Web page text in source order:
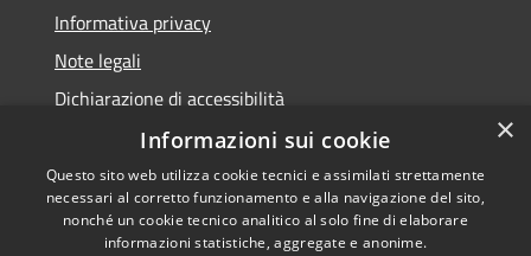
Informativa privacy
Note legali
Dichiarazione di accessibilità
Accessibilità
Copyright © 2026 • Comune di
Spinadesco • Powered by
×
Informazioni sui cookie
Questo sito web utilizza cookie tecnici e assimilati strettamente
necessari al corretto funzionamento e alla navigazione del sito,
nonché un cookie tecnico analitico al solo fine di elaborare
informazioni statistiche, aggregate e anonime.